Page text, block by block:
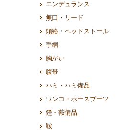
エンデュランス
無口・リード
頭絡・ヘッドストール
手綱
胸がい
腹帯
ハミ・ハミ備品
ワンコ・ホースブーツ
鐙・鞍備品
鞍